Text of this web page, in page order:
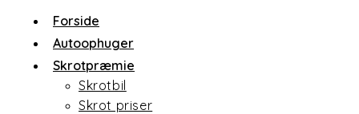
Forside
Autoophuger
Skrotpræmie
Skrotbil
Skrot priser